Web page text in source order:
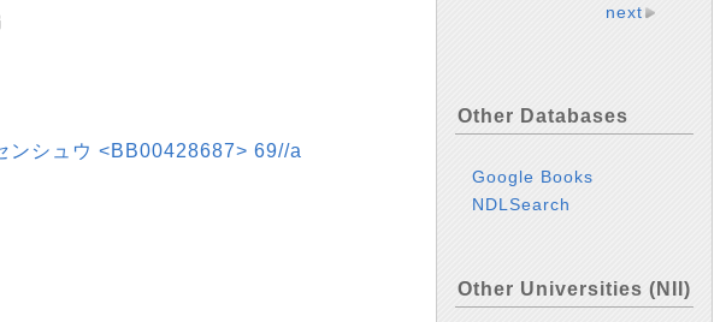
ンシュウ <BB00428687> 69//a
next
Other Databases
Google Books
NDLSearch
Other Universities (NII)